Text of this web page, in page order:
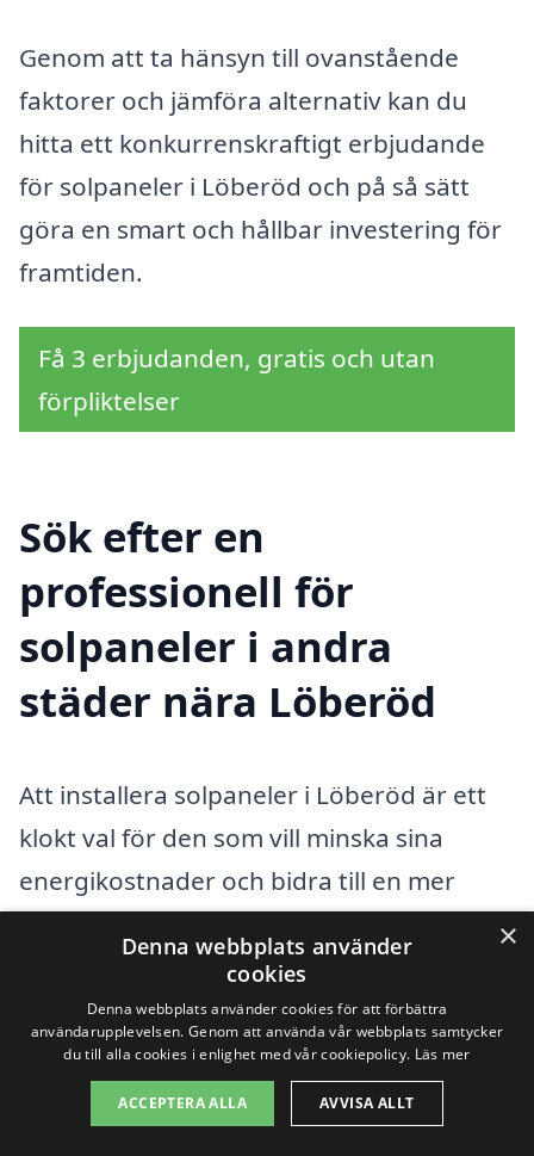
Genom att ta hänsyn till ovanstående
faktorer och jämföra alternativ kan du
hitta ett konkurrenskraftigt erbjudande
för solpaneler i Löberöd och på så sätt
göra en smart och hållbar investering för
framtiden.
Få 3 erbjudanden, gratis och utan
förpliktelser
Sök efter en
professionell för
solpaneler i andra
städer nära Löberöd
Att installera solpaneler i Löberöd är ett
klokt val för den som vill minska sina
energikostnader och bidra till en mer
hållbar framtid. Men för att få bästa
möjliga service och pris är det viktigt att
hitta en professionell som har erfarenhet
och kompetens inom området. I närheten
av Löberöd finns flera städer där du kan
hitta företag som erbjuder installation av
×
Denna webbplats använder
cookies
Denna webbplats använder cookies för att förbättra
användarupplevelsen. Genom att använda vår webbplats samtycker
du till alla cookies i enlighet med vår cookiepolicy. Läs mer
ACCEPTERA ALLA AVVISA ALLT